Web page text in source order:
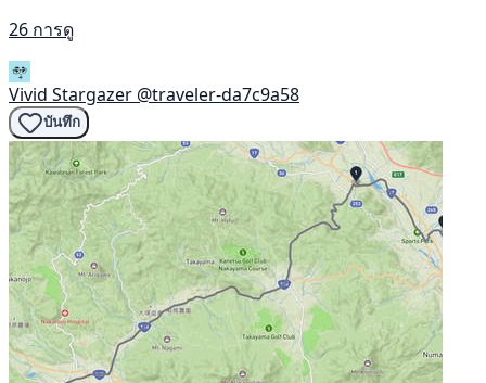
26 การดู
Vivid Stargazer @traveler-da7c9a58
บันทึก